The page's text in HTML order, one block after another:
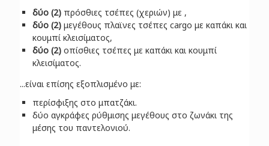
δύο (2) πρόσθιες τσέπες (χεριών) με ,
δύο (2) μεγέθους πλαϊνες τσέπες cargo με καπάκι και
κουμπί κλεισίματος,
δύο (2) οπίσθιες τσέπες με καπάκι και κουμπί
κλεισίματος.
...είναι επίσης εξοπλισμένο με:
περίσφιξης στo μπατζάκι.
δύο αγκράφες ρύθμισης μεγέθους στο ζωνάκι της
μέσης του παντελονιού.